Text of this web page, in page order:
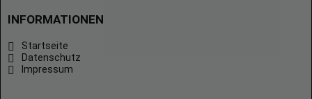
INFORMATIONEN
Startseite
Datenschutz
Impressum